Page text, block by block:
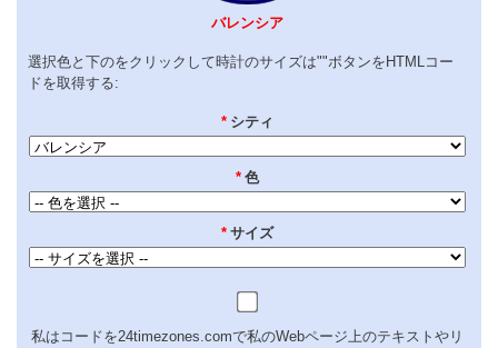
バレンシア
選択色と下のをクリックして時計のサイズは""ボタンをHTMLコー
ドを取得する:
* シティ
* 色
* サイズ
私はコードを24timezones.comで私のWebページ上のテキストやリ